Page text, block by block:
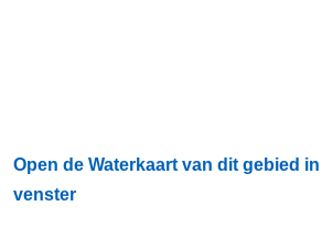
Open de Waterkaart van dit gebied
venster